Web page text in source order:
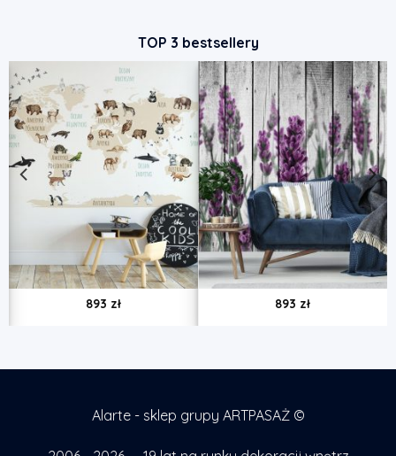
TOP 3 bestsellery
893 zł 893 zł
Alarte - sklep grupy ARTPASAŻ ©